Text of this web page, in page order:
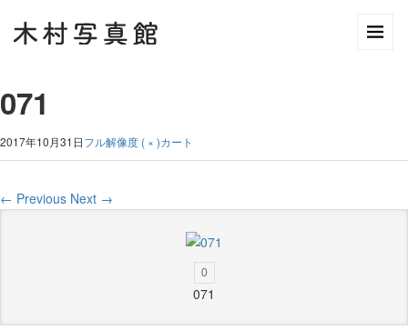
071
2017年10月31日フル解像度 ( × )カート
← Previous Next →
0
071